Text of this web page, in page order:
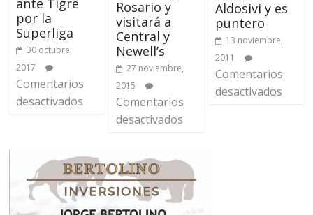
ante Tigre
por la
Superliga
30 octubre,
2017
Comentarios
desactivados
Rosario y
visitará a
Central y
Newell’s
27 noviembre,
2015
Comentarios
desactivados
Aldosivi y es
puntero
13 noviembre,
2011
Comentarios
desactivados